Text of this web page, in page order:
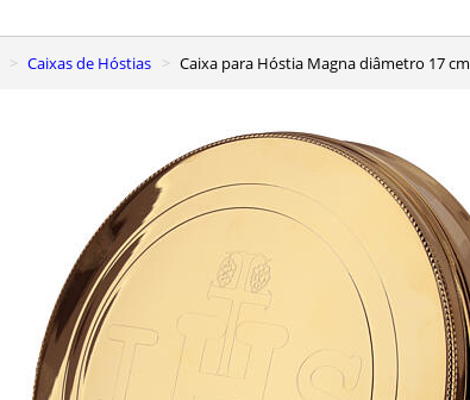
Caixas de Hóstias Caixa para Hóstia Magna diâmetro 17 cm